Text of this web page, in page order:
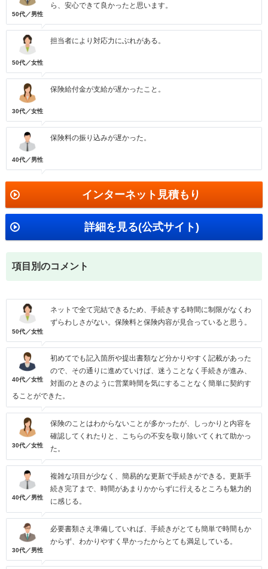
50代／男性
ら、安心できて良かったと思います。
50代／女性
担当者により対応力にぶれがある。
30代／女性
保険給付金が支給が遅かったこと。
40代／男性
保険料の振り込みが遅かった。
インターネット見積もり
詳細を見る(公式サイト)
項目別のコメント
50代／女性
ネットで全て完結できるため、手続きする時間に制限がなくわ
ずらわしさがない。保険料と保険内容が見合っていると思う。
40代／女性
初めてでも記入箇所や提出書類など分かりやすく記載があった
ので、その通りに進めていけば、迷うことなく手続きが進み、
対面のときのように営業時間を気にすることなく簡単に契約す
ることができた。
30代／女性
保険のことはわからないことが多かったが、しっかりと内容を
確認してくれたりと、こちらの不安を取り除いてくれて助かっ
た。
40代／男性
複雑な項目が少なく、簡易的な更新で手続きができる。更新手
続き完了まで、時間があまりかからずに行えるところも魅力的
に感じる。
30代／男性
必要書類さえ準備していれば、手続きがとても簡単で時間もか
からず、わかりやすく早かったからとても満足している。